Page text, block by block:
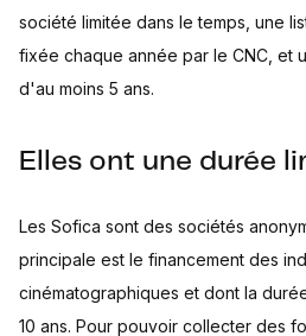
société limitée dans le temps, une
fixée chaque année par le CNC, et
d'au moins 5 ans.
Elles ont une durée
Les Sofica sont des sociétés
principale est le financement des
cinématographiques et dont la
10 ans. Pour pouvoir collecter des